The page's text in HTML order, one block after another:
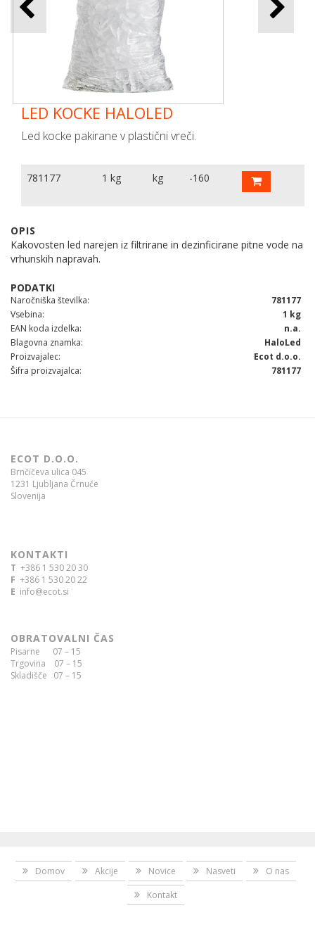
LED KOCKE HALOLED
Led kocke pakirane v plastični vreči.
781177 1 kg kg -160
OPIS
Kakovosten led narejen iz filtrirane in dezinficirane pitne vode na
vrhunskih napravah.
Naročniška številka
781177
Vsebina
1 kg
EAN koda izdelka
n.a.
Blagovna znamka
HaloLed
Proizvajalec
Ecot d.o.o.
Šifra proizvajalca
781177
ECOT D.O.O.
Brnčičeva ulica 045
1231 Ljubljana Črnuče
Slovenija
KONTAKTI
T +386 1 530 20 30
F +386 1 530 20 22
E info@ecot.si
OBRATOVALNI ČAS
Pisarne 07 – 15
Trgovina 07 – 15
Skladišče 07 – 15
Domov Akcije Novice Nasveti
O nas
Kontakt